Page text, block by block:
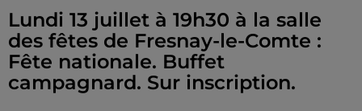
Lundi 13 juillet à 19h30 à la salle
des fêtes de Fresnay-le-Comte :
Fête nationale. Buffet
campagnard. Sur inscription.